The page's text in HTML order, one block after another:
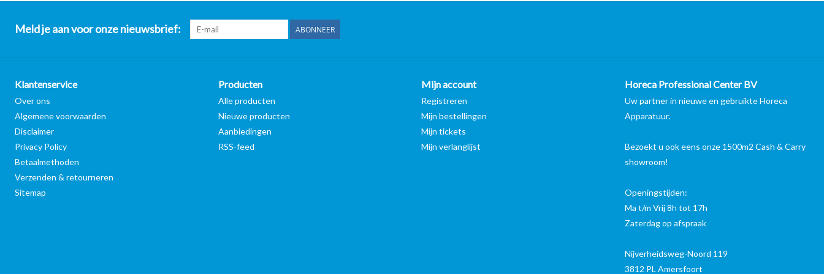
Meld je aan voor onze nieuwsbrief: ABONNEER
Klantenservice
Over ons
Algemene voorwaarden
Disclaimer
Privacy Policy
Betaalmethoden
Verzenden & retourneren
Sitemap
Producten
Alle producten
Nieuwe producten
Aanbiedingen
RSS-feed
Mijn account
Registreren
Mijn bestellingen
Mijn tickets
Mijn verlanglijst
Horeca Professional Center BV
Uw partner in nieuwe en gebruikte Horeca
Apparatuur.
Bezoekt u ook eens onze 1500m2 Cash & Carry
showroom!
Openingstijden:
Ma t/m Vrij 8h tot 17h
Zaterdag op afspraak
Nijverheidsweg-Noord 119
3812 PL Amersfoort